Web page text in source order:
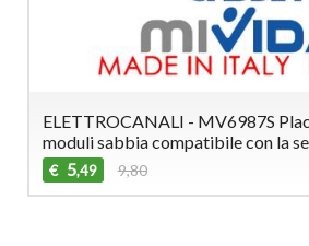
ELETTROCANALI - MV6987S
moduli sabbia compatibile con la
€ 5,49 9,80